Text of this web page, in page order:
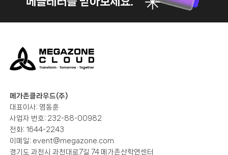
메가존클라우드(주)
대표이사: 염동훈
사업자 번호: 232-88-00982
전화: 1644-2243
이메일: event@megazone.com
경기도 과천시 과천대로7길 74 메가존산학연센터